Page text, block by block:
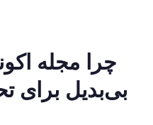
چرا مجله
بی‌بدیل برای